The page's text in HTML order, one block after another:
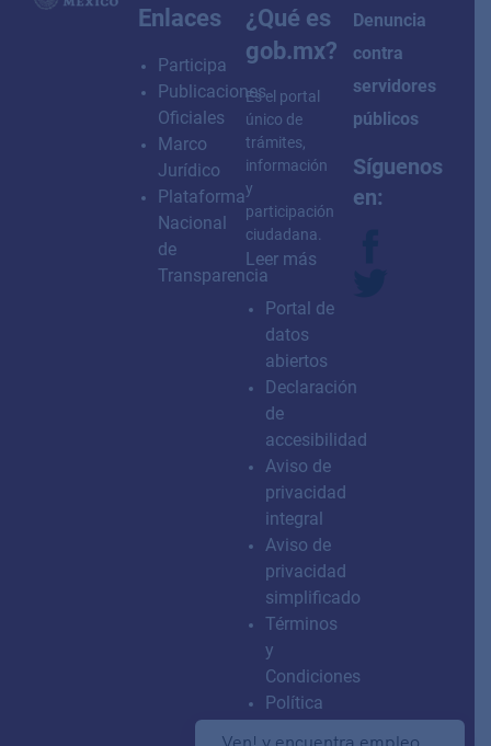
Enlaces
Participa
Publicaciones
Oficiales
Marco
Jurídico
Plataforma
Nacional
de
Transparencia
¿Qué es
gob.mx?
Es el portal
único de
trámites,
información
y
participación
ciudadana.
Leer más
Portal de
datos
abiertos
Declaración
de
accesibilidad
Aviso de
privacidad
integral
Aviso de
privacidad
simplificado
Términos
y
Condiciones
Política
Denuncia
contra
servidores
públicos
Síguenos
en:
Ven! y encuentra empleo